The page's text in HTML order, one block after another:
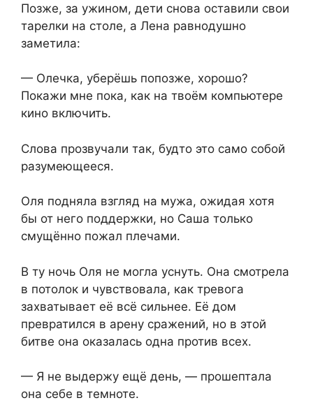
Позже, за ужином, дети снова оставили свои
тарелки на столе, а Лена равнодушно
заметила:
— Олечка, уберёшь попозже, хорошо?
Покажи мне пока, как на твоём компьютере
кино включить.
Слова прозвучали так, будто это само собой
разумеющееся.
Оля подняла взгляд на мужа, ожидая хотя
бы от него поддержки, но Саша только
смущённо пожал плечами.
В ту ночь Оля не могла уснуть. Она смотрела
в потолок и чувствовала, как тревога
захватывает её всё сильнее. Её дом
превратился в арену сражений, но в этой
битве она оказалась одна против всех.
— Я не выдержу ещё день, — прошептала
она себе в темноте.